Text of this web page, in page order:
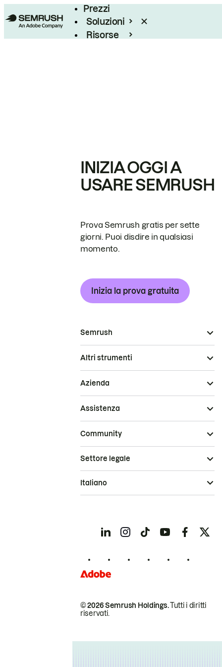
Prezzi
Soluzioni
Risorse
INIZIA OGGI A
USARE SEMRUSH
Prova Semrush gratis per sette
giorni. Puoi disdire in qualsiasi
momento.
Inizia la prova gratuita
Semrush
Altri strumenti
Azienda
Assistenza
Community
© 2026 Semrush Holdings.Tutti i diritti
riservati.
Settore legale
Italiano